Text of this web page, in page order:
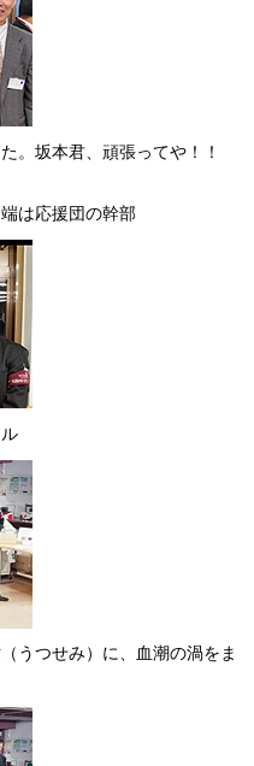
。坂本君、頑張ってや！！
は応援団の幹部
うつせみ）に、血潮の渦をま